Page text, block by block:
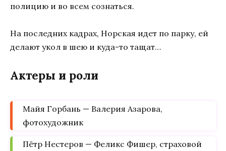
полицию и во всем сознаться.
На последних кадрах, Норская идет по парку, ей
делают укол в шею и куда-то тащат…
Актеры и роли
Майя Горбань — Валерия Азарова,
фотохудожник
Пётр Нестеров — Феликс Фишер, страховой